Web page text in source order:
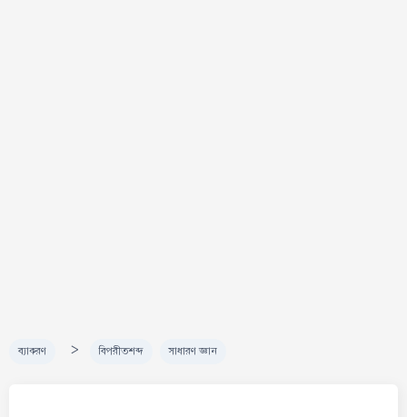
ব্যাকরণ > বিপরীতশব্দ সাধারণ জ্ঞান